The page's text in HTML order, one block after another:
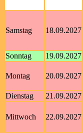
Samstag 18.09.2027
Sonntag
19.09.2027
Montag 20.09.2027
Dienstag
21.09.2027
Mittwoch 22.09.2027